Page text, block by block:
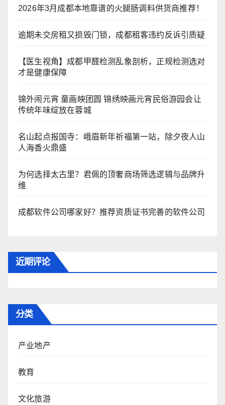
2026年3月成都本地靠谱的火腿肠调料供货商推荐！
逾期未交房租又损毁门锁，成都租客违约反诉引质疑
【医生视角】成都甲醛检测乱象剖析，正规检测选对
才是健康保障
锦外闹元宵 童画映团圆 锦绣映画元宵民俗游园会让
传统年味绽放在蓉城
名山起点报国寺：峨眉新年祈福第一站，除夕夜人山
人海香火鼎盛
为何选择太古里？君佩的顶奢商场筛选逻辑与品牌升
维
成都软件公司哪家好？推荐资质证书完善的软件公司
近期评论
分类
产业地产
教育
文化旅游